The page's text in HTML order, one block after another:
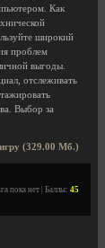
Как
широкий
проблем
выгоды.
отслеживать
Выбор за
(329.00 Мб.)
пока нет | Баллы: 45